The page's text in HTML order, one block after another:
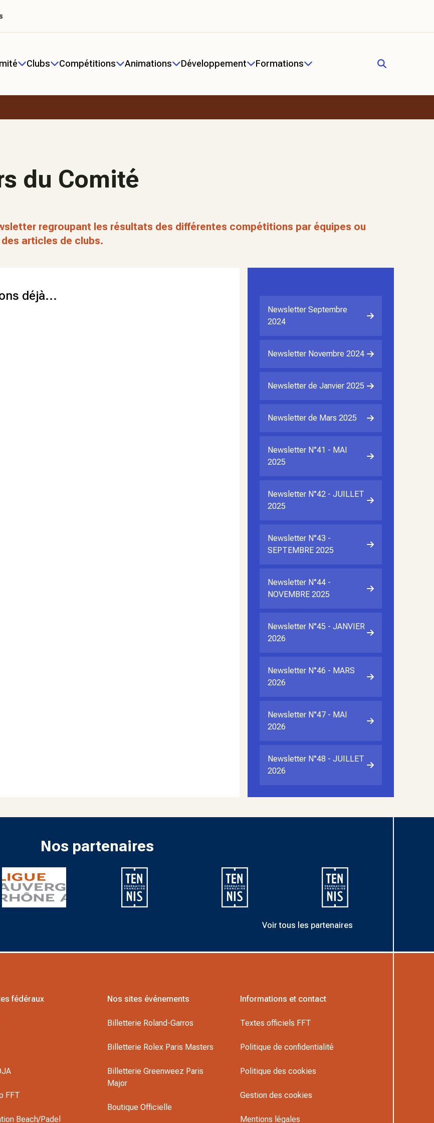
Clubs Compétitions Animations Développement Formations
du Comité
regroupant les résultats des différentes compétitions par équipes ou
articles de clubs.
déjà...
Newsletter Septembre
2024
Newsletter Novembre 2024
Newsletter de Janvier 2025
Newsletter de Mars 2025
Newsletter N°41 - MAI
2025
Newsletter N°42 - JUILLET
2025
Newsletter N°43 -
SEPTEMBRE 2025
Newsletter N°44 -
NOVEMBRE 2025
Newsletter N°45 - JANVIER
2026
Newsletter N°46 - MARS
2026
Newsletter N°47 - MAI
2026
Newsletter N°48 - JUILLET
2026
Nos partenaires
Voir tous les partenaires
fédéraux
FFT
Beach/Padel
Nos sites événements
Billetterie Roland-Garros
Billetterie Rolex Paris Masters
Billetterie Greenweez Paris
Major
Boutique Officielle
Informations et contact
Textes officiels FFT
Politique de confidentialité
Politique des cookies
Gestion des cookies
Mentions légales